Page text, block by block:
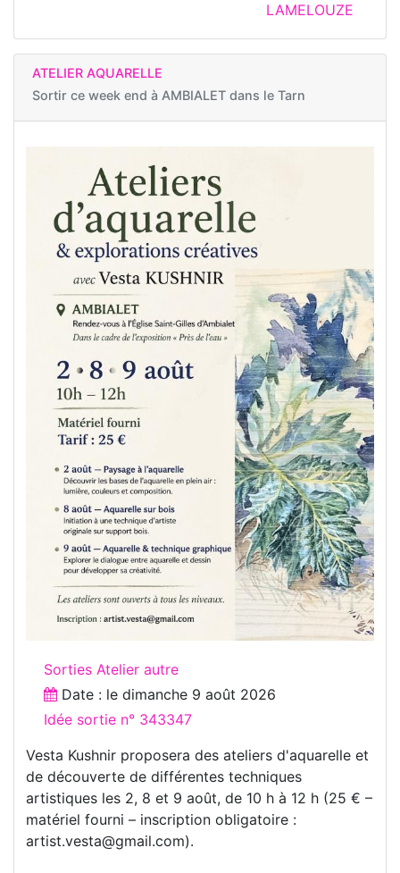
LAMELOUZE
ATELIER AQUARELLE
Sortir ce week end à AMBIALET dans le Tarn
Sorties Atelier autre
Date : le dimanche 9 août 2026
Idée sortie n° 343347
Vesta Kushnir proposera des ateliers d'aquarelle et
de découverte de différentes techniques
artistiques les 2, 8 et 9 août, de 10 h à 12 h (25 € –
matériel fourni – inscription obligatoire :
artist.vesta@gmail.com).